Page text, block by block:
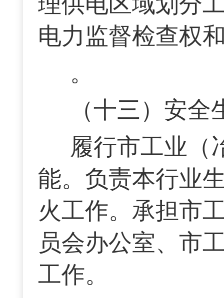
电力监督检查权
。
（十三）安全
履行市工业（
能。负责本行业
火工作。承担市
员会办公室、市
工作。